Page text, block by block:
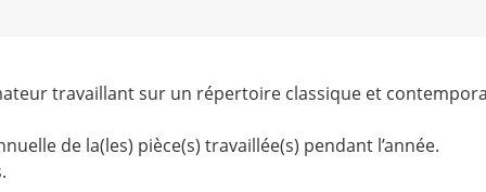
travaillant sur un répertoire classique et
de la(les) pièce(s) travaillée(s) pendant l’année.